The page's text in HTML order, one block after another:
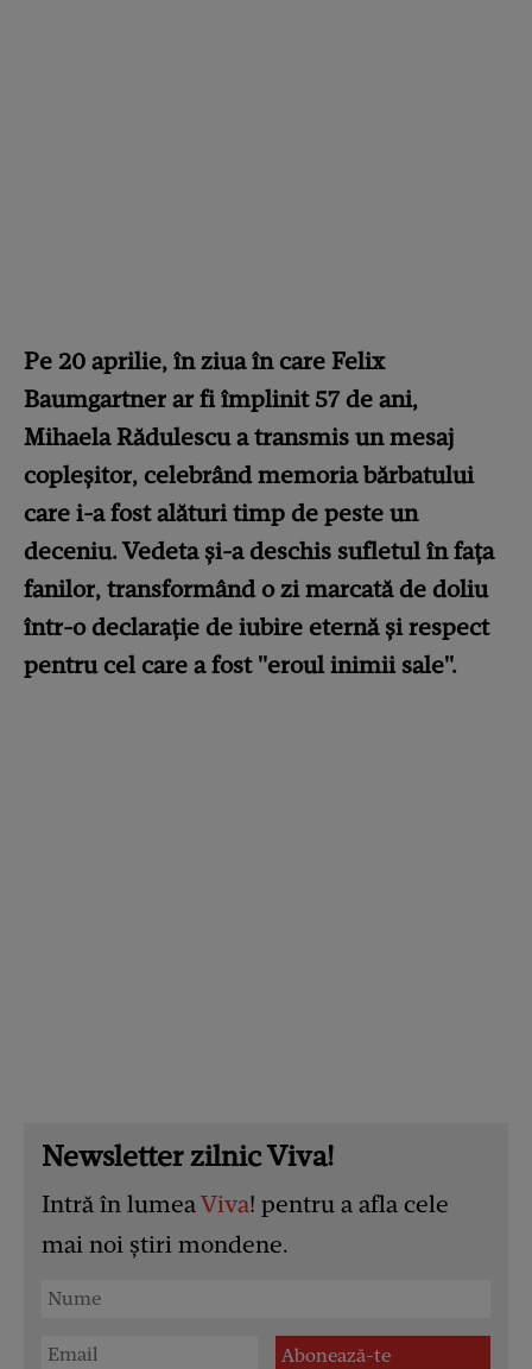
Pe 20 aprilie, în ziua în care Felix
Baumgartner ar fi împlinit 57 de ani,
Mihaela Rădulescu a transmis un mesaj
copleșitor, celebrând memoria bărbatului
care i-a fost alături timp de peste un
deceniu. Vedeta și-a deschis sufletul în fața
fanilor, transformând o zi marcată de doliu
într-o declarație de iubire eternă și respect
pentru cel care a fost "eroul inimii sale".
Newsletter zilnic Viva!
Intră în lumeaViva! pentru a afla cele
mai noi știri mondene.